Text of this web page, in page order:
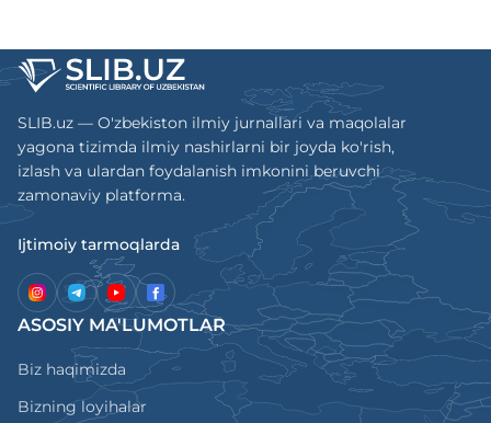
SLIB.uz — O'zbekiston ilmiy jurnallari va maqolalar
yagona tizimda ilmiy nashirlarni bir joyda ko'rish,
izlash va ulardan foydalanish imkonini beruvchi
zamonaviy platforma.
Ijtimoiy tarmoqlarda
ASOSIY MA'LUMOTLAR
Biz haqimizda
Bizning loyihalar